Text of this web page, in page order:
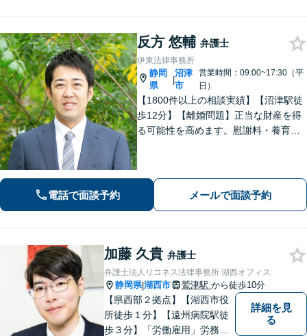
反方 悠輔 弁護士
伊東法律事務所
静岡
県
|
沼津
市
営業時間：09:00~17:30（平
日）
【1800件以上の相談実績】【沼津駅徒
歩12分】【離婚問題】正当な財産を得
る可能性を高めます。慰謝料・養育費
停・遺留分など納得できる解決へ。
電話で面談予約 メールで面談予約
加藤 久貴 弁護士
弁護士法人リコネス法律事務所 湖西オフィス
静岡県|湖西市 鷲津駅 から徒歩10分
【県西部２拠点】【湖西市役
所徒歩１分】【遠州病院駅徒
歩３分】「労働雇用」労務関
詳細を見
る